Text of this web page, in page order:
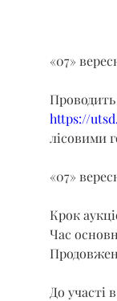
«07»
https://
лісовими
«07»
Крок
Час
До участі